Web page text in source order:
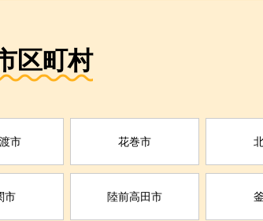
区町村
市 花巻市
市 陸前高田市